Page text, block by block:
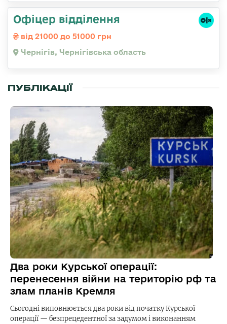
Офіцер відділення
від 21000 до 51000 грн
Чернігів, Чернігівська область
ПУБЛІКАЦІЇ
Два роки Курської операції:
перенесення війни на територію рф та
злам планів Кремля
Сьогодні виповнюється два роки від початку Курської
операції — безпрецедентної за задумом і виконанням